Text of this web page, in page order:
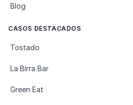
Blog
CASOS DESTACADOS
Tostado
La Birra Bar
Green Eat